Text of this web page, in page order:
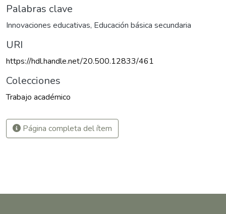
Palabras clave
Innovaciones educativas, Educación básica secundaria
URI
https://hdl.handle.net/20.500.12833/461
Colecciones
Trabajo académico
Página completa del ítem